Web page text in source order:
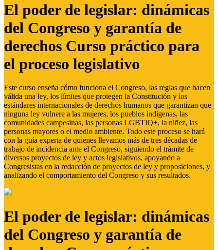
El poder de legislar: dinámicas
del Congreso y garantía de
derechos Curso práctico para
el proceso legislativo
Este curso enseña cómo funciona el Congreso, las reglas que hacen
válida una ley, los límites que protegen la Constitución y los
estándares internacionales de derechos humanos que garantizan que
ninguna ley vulnere a las mujeres, los pueblos indígenas, las
comunidades campesinas, las personas LGBTIQ+, la niñez, las
personas mayores o el medio ambiente. Todo este proceso se hará
con la guía experta de quienes llevamos más de tres décadas de
trabajo de incidencia ante el Congreso, siguiendo el trámite de
diversos proyectos de ley y actos legislativos, apoyando a
Congresistas en la redacción de proyectos de ley y proposiciones, y
analizando el comportamiento del Congreso y sus resultados.
El poder de legislar: dinámicas
del Congreso y garantía de